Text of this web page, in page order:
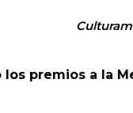
premios a la